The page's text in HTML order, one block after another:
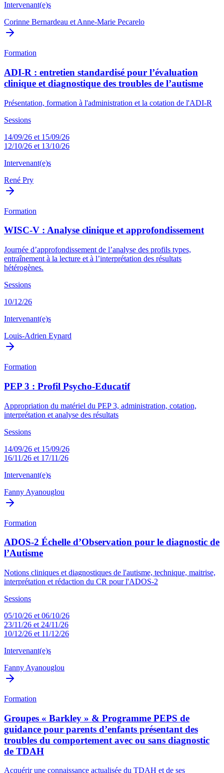
Intervenant(e)s
Corinne Bernardeau et Anne-Marie Pecarelo
Formation
ADI-R : entretien standardisé pour l’évaluation
clinique et diagnostique des troubles de l’autisme
Présentation, formation à l'administration et la cotation de l'ADI-R
Sessions
14/09/26 et 15/09/26
12/10/26 et 13/10/26
Intervenant(e)s
René Pry
Formation
WISC-V : Analyse clinique et approfondissement
Journée d’approfondissement de l’analyse des profils types,
entraînement à la lecture et à l’interprétation des résultats
hétérogènes.
Sessions
10/12/26
Intervenant(e)s
Louis-Adrien Eynard
Formation
PEP 3 : Profil Psycho-Educatif
Appropriation du matériel du PEP 3, administration, cotation,
interprétation et analyse des résultats
Sessions
14/09/26 et 15/09/26
16/11/26 et 17/11/26
Intervenant(e)s
Fanny Ayanouglou
Formation
ADOS-2 Échelle d’Observation pour le diagnostic de
l’Autisme
Notions cliniques et diagnostiques de l'autisme, technique, maitrise,
interprétation et rédaction du CR pour l'ADOS-2
Sessions
05/10/26 et 06/10/26
23/11/26 et 24/11/26
10/12/26 et 11/12/26
Intervenant(e)s
Fanny Ayanouglou
Formation
Groupes « Barkley » & Programme PEPS de
guidance pour parents d’enfants présentant des
troubles du comportement avec ou sans diagnostic
de TDAH
Acquérir une connaissance actualisée du TDAH et de ses